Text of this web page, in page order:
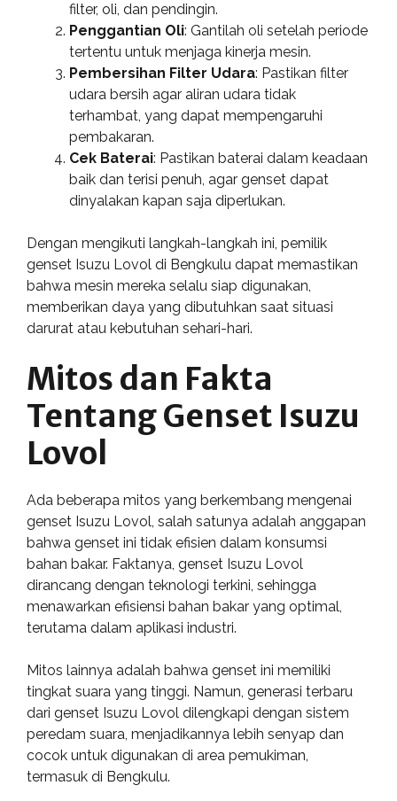
filter, oli, dan pendingin.
Penggantian Oli: Gantilah oli setelah periode
tertentu untuk menjaga kinerja mesin.
Pembersihan Filter Udara: Pastikan filter
udara bersih agar aliran udara tidak
terhambat, yang dapat mempengaruhi
pembakaran.
Cek Baterai: Pastikan baterai dalam keadaan
baik dan terisi penuh, agar genset dapat
dinyalakan kapan saja diperlukan.
Dengan mengikuti langkah-langkah ini, pemilik
genset Isuzu Lovol di Bengkulu dapat memastikan
bahwa mesin mereka selalu siap digunakan,
memberikan daya yang dibutuhkan saat situasi
darurat atau kebutuhan sehari-hari.
Mitos dan Fakta
Tentang Genset Isuzu
Lovol
Ada beberapa mitos yang berkembang mengenai
genset Isuzu Lovol, salah satunya adalah anggapan
bahwa genset ini tidak efisien dalam konsumsi
bahan bakar. Faktanya, genset Isuzu Lovol
dirancang dengan teknologi terkini, sehingga
menawarkan efisiensi bahan bakar yang optimal,
terutama dalam aplikasi industri.
Mitos lainnya adalah bahwa genset ini memiliki
tingkat suara yang tinggi. Namun, generasi terbaru
dari genset Isuzu Lovol dilengkapi dengan sistem
peredam suara, menjadikannya lebih senyap dan
cocok untuk digunakan di area pemukiman,
termasuk di Bengkulu.